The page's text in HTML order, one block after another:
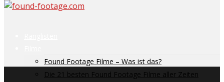
Found Footage Filme – Was ist das?
Die 21 besten Found Footage Filme aller Zeiten